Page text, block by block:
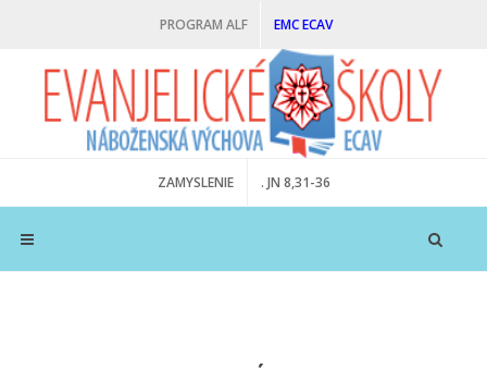
PROGRAM ALF EMC ECAV
ZAMYSLENIE . JN 8,31-36